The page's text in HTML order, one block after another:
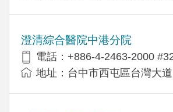
澄清綜合醫院中港分院
電話：+886-4-2463-2000
地址：台中市西屯區台灣大